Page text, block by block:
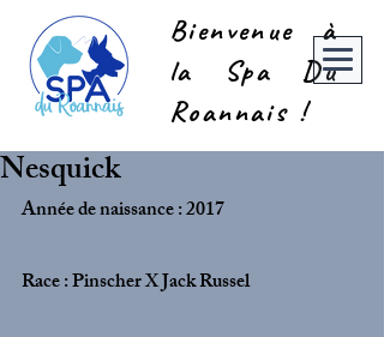
Bienvenue à
la Spa Du
Roannais !
Nesquick
Année de naissance : 2017
Race : Pinscher X Jack Russel